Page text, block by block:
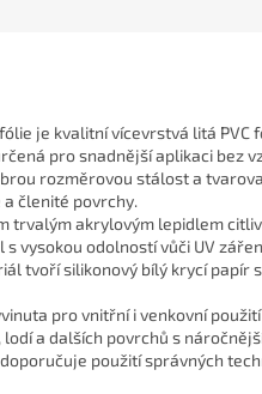
je kvalitní vícevrstvá litá PVC
pro snadnější aplikaci bez
rozměrovou stálost a
členité povrchy.
trvalým akrylovým lepidlem
vysokou odolností vůči UV
tvoří silikonový bílý krycí papír
pro vnitřní i venkovní
a dalších povrchů s
použití správných